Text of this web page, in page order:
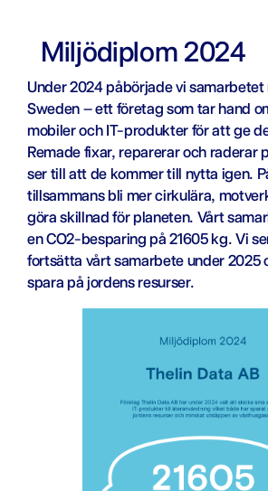
Miljödiplom 2024
Under 2024 påbörjade vi samarbetet
Sweden – ett företag som tar hand
mobiler och IT-produkter för att ge
Remade fixar, reparerar och raderar
ser till att de kommer till nytta igen.
tillsammans bli mer cirkulära,
göra skillnad för planeten. Vårt
en CO2-besparing på 21605 kg. Vi
fortsätta vårt samarbete under 2025
spara på jordens resurser.